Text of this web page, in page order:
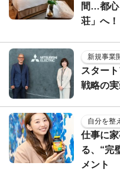
間…都心
荘」へ！
新規事業
スター
戦略の
自分を整
仕事に
る、“完
メント